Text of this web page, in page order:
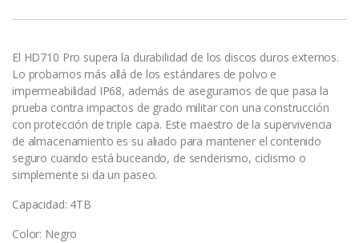
El HD710 Pro supera la durabilidad de los discos duros externos.
Lo probamos más allá de los estándares de polvo e
impermeabilidad IP68, además de asegurarnos de que pasa la
prueba contra impactos de grado militar con una construcción
con protección de triple capa. Este maestro de la supervivencia
de almacenamiento es su aliado para mantener el contenido
seguro cuando está buceando, de senderismo, ciclismo o
simplemente si da un paseo.
Capacidad: 4TB
Color: Negro